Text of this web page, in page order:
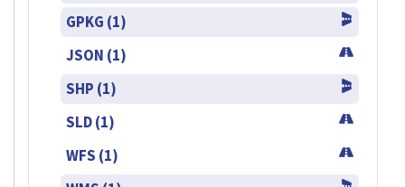
GPKG (1)
JSON (1)
SHP (1)
SLD (1)
WFS (1)